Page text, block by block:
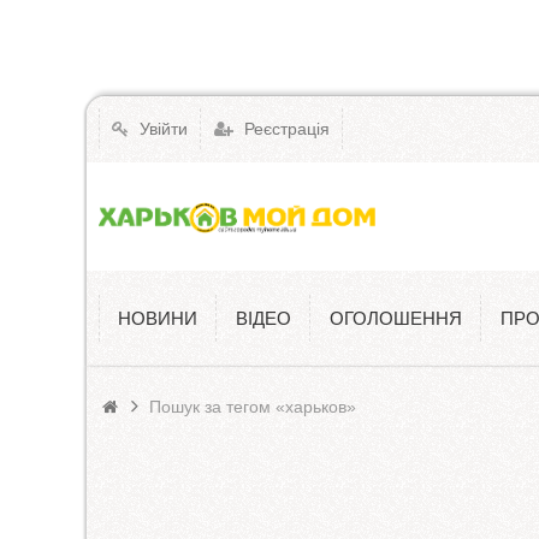
Увійти Реєстрація
НОВИНИ ВІДЕО ОГОЛОШЕННЯ
Пошук за тегом «харьков»